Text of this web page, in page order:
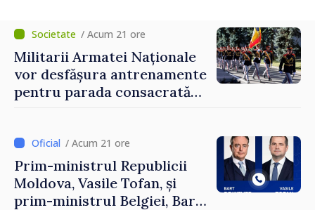
/ Acum 21 ore
Militarii Armatei Naționale
vor desfășura antrenamente
pentru parada consacrată
/ Acum 21 ore
Prim-ministrul Republicii
Moldova, Vasile Tofan, și
prim-ministrul Belgiei, Bart